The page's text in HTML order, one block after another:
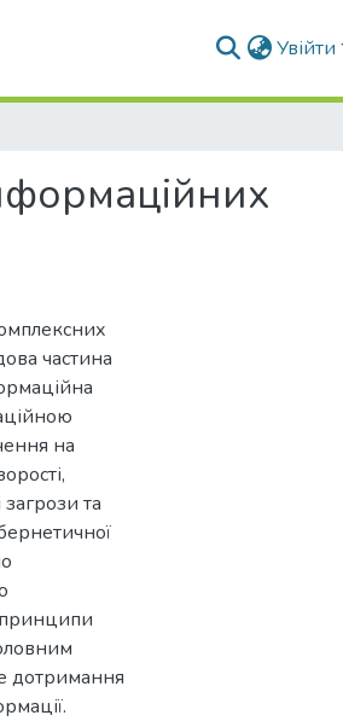
Увійти
частина
на
та
принципи
дотримання